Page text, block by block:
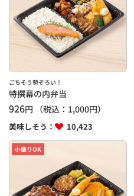
ごちそう勢ぞろい！
特撰幕の内弁当
926円 （税込： 1,000円）
美味しそう： 10,423
小盛りOK